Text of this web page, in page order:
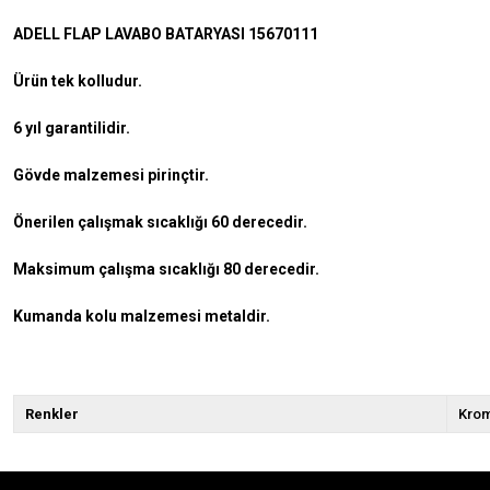
ADELL FLAP LAVABO BATARYASI 15670111
Ürün tek kolludur.
6 yıl garantilidir.
Gövde malzemesi pirinçtir.
Önerilen çalışmak sıcaklığı 60 derecedir.
Maksimum çalışma sıcaklığı 80 derecedir.
Kumanda kolu malzemesi metaldir.
Renkler